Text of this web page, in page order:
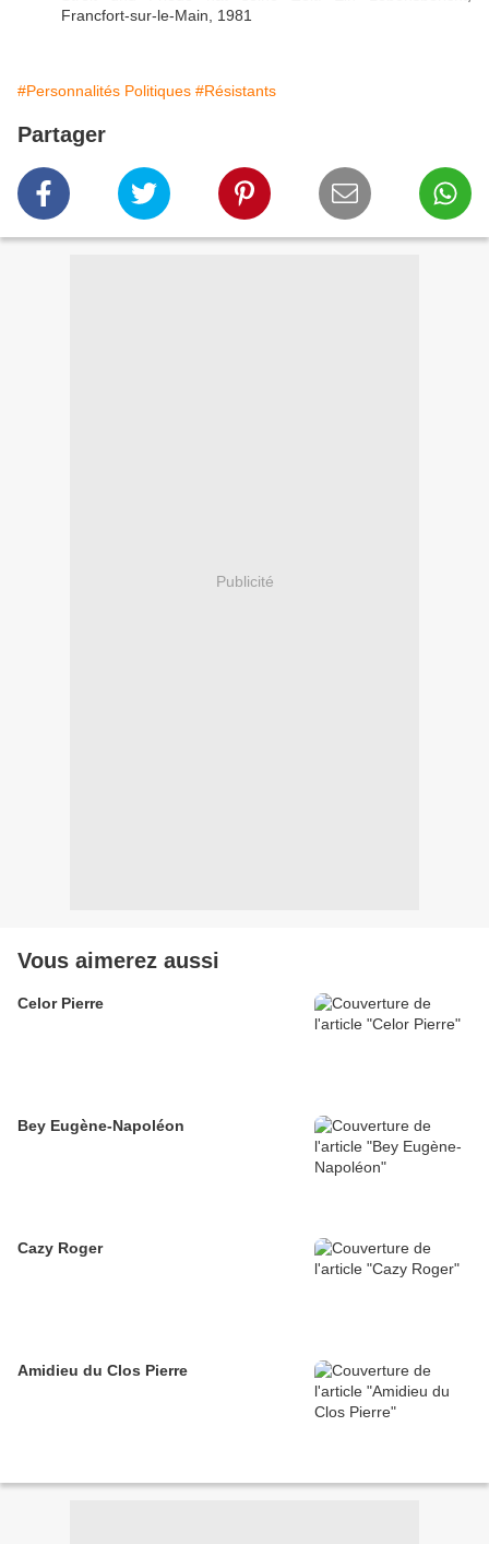
Francfort-sur-le-Main, 1981
#Personnalités Politiques #Résistants
Partager
Publicité
Vous aimerez aussi
Celor Pierre
Bey Eugène-Napoléon
Cazy Roger
Amidieu du Clos Pierre